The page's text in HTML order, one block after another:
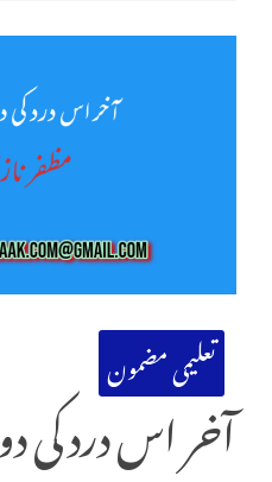
تعلیمی مضمون
آخر اس درد کی